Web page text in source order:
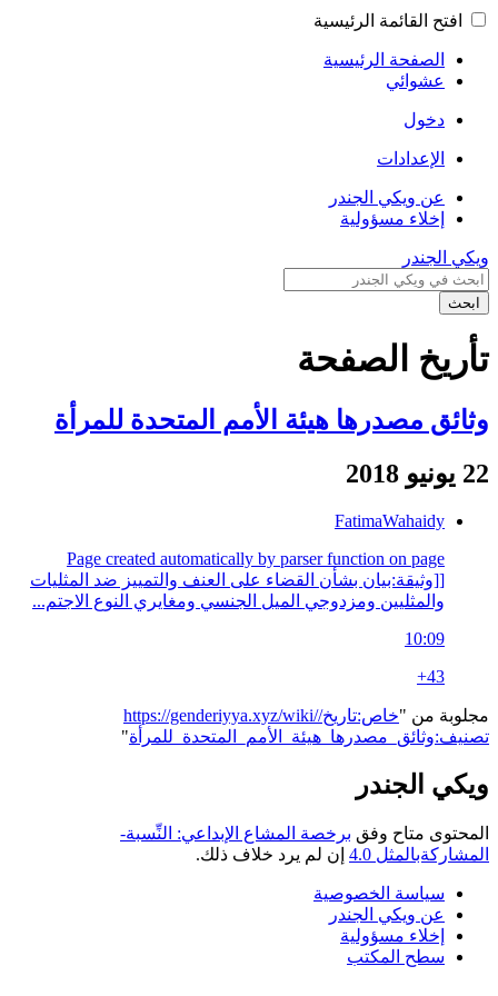
افتح القائمة الرئيسية
الصفحة الرئيسية
عشوائي
دخول
الإعدادات
عن ويكي الجندر
إخلاء مسؤولية
ويكي الجندر
ابحث
تأريخ الصفحة
وثائق مصدرها هيئة الأمم المتحدة للمرأة
22 يونيو 2018
FatimaWahaidy
Page created automatically by parser function on page
[[وثيقة:بيان بشأن القضاء على العنف والتمييز ضد المثليات
والمثليين ومزدوجي الميل الجنسي ومغايري النوع الاجتم...
10:09
+43
مجلوبة من "
https://genderiyya.xyz/wiki/خاص:تاريخ/
تصنيف:وثائق_مصدرها_هيئة_الأمم_المتحدة_للمرأة"
ويكي الجندر
المحتوى متاح وفق برخصة المشاع الإبداعي: النِّسبة-
المشاركةبالمثل 4.0
إن لم يرد خلاف ذلك.
سياسة الخصوصية
عن ويكي الجندر
إخلاء مسؤولية
سطح المكتب